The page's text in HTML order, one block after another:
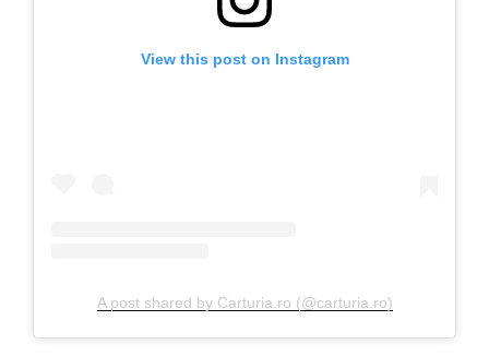
View this post on Instagram
A post shared by Carturia.ro (@carturia.ro)